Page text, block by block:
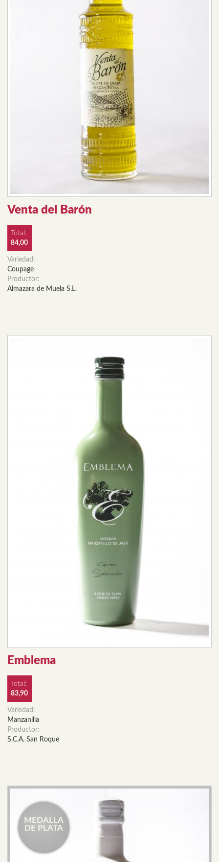
Venta del Barón
Total:
84,00
Variedad:
Coupage
Productor:
Almazara de Muela S.L.
Emblema
Total:
83,90
Variedad:
Manzanilla
Productor:
S.C.A. San Roque